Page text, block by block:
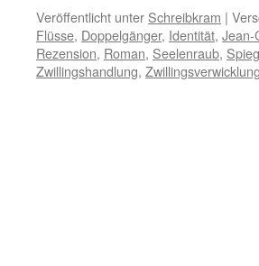
Veröffentlicht unter Schreibkram |
Flüsse, Doppelgänger, Identität, Jean-
Rezension, Roman, Seelenraub,
Zwillingshandlung,